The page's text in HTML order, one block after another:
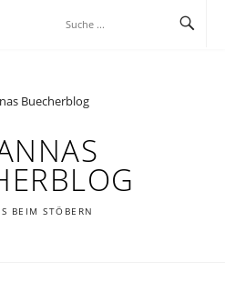
BEIM STÖBERN